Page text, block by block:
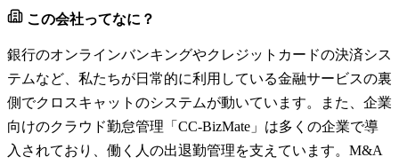
この会社ってなに？
銀行のオンラインバンキングやクレジットカードの決済シス
テムなど、私たちが日常的に利用している金融サービスの裏
側でクロスキャットのシステムが動いています。また、企業
向けのクラウド勤怠管理「CC-BizMate」は多くの企業で導
入されており、働く人の出退勤管理を支えています。M&A